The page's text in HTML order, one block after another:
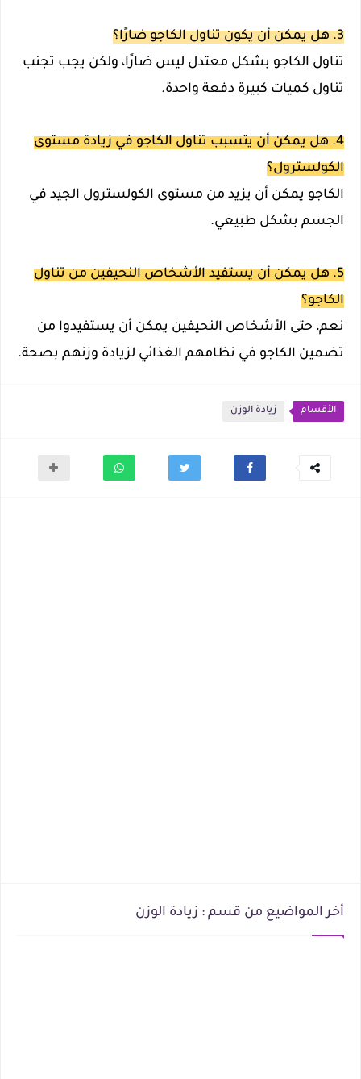
3. هل يمكن أن يكون تناول الكاجو ضارًا؟
تناول الكاجو بشكل معتدل ليس ضارًا، ولكن يجب تجنب
تناول كميات كبيرة دفعة واحدة.
4. هل يمكن أن يتسبب تناول الكاجو في زيادة مستوى
الكولسترول؟
الكاجو يمكن أن يزيد من مستوى الكولسترول الجيد في
الجسم بشكل طبيعي.
5. هل يمكن أن يستفيد الأشخاص النحيفين من تناول
الكاجو؟
نعم، حتى الأشخاص النحيفين يمكن أن يستفيدوا من
تضمين الكاجو في نظامهم الغذائي لزيادة وزنهم بصحة.
الأقسام زيادة الوزن
أخر المواضيع من قسم : زيادة الوزن